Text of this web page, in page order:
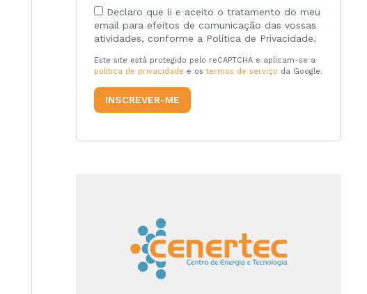
Declaro que li e aceito o tratamento do meu
email para efeitos de comunicação das vossas
atividades, conforme a Política de Privacidade.
Este site está protegido pelo reCAPTCHA e aplicam-se a
política de privacidade e os termos de serviço da Google.